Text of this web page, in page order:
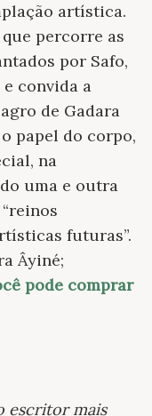
artística.
percorre as
por Safo,
convida a
de Gadara
papel do corpo,
na
uma e outra
futuras”.
Âyiné;
pode comprar
escritor mais